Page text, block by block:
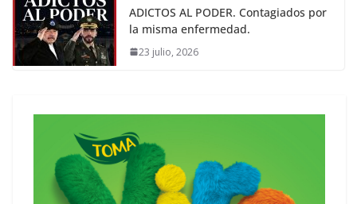
ADICTOS AL PODER. Contagiados por
la misma enfermedad.
23 julio, 2026